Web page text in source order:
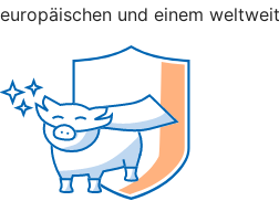
europäischen und einem